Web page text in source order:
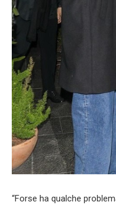
“Forse ha qualche